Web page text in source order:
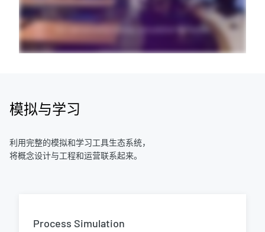
模拟与学习
利用完整的模拟和学习工具生态系统，
将概念设计与工程和运营联系起来。
Process Simulation